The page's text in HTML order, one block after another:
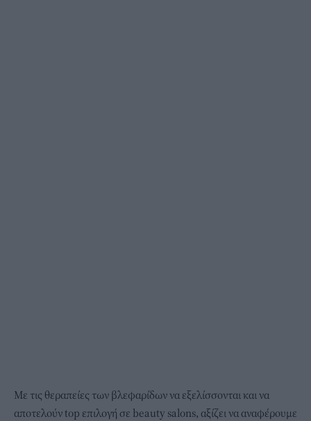
Με τις θεραπείες των βλεφαρίδων να εξελίσσονται και να
αποτελούν top επιλογή σε beauty salons, αξίζει να αναφέρουμε